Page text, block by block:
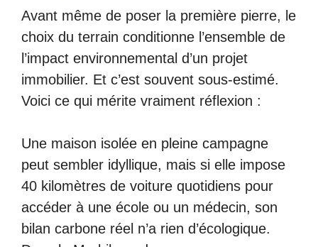
Avant même de poser la première pierre, le
choix du terrain conditionne l’ensemble de
l’impact environnemental d’un projet
immobilier. Et c’est souvent sous-estimé.
Voici ce qui mérite vraiment réflexion :
Une maison isolée en pleine campagne
peut sembler idyllique, mais si elle impose
40 kilomètres de voiture quotidiens pour
accéder à une école ou un médecin, son
bilan carbone réel n’a rien d’écologique.